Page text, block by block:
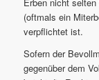
(oftmals ein
verpflichtet ist.
Sofern der
gegenüber dem